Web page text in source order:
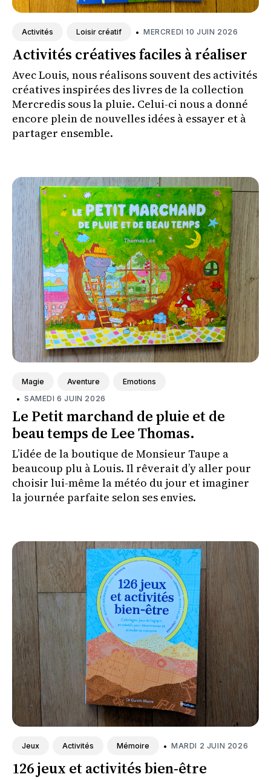
Activités Loisir créatif • MERCREDI 10 JUIN 2026
Activités créatives faciles à réaliser
Avec Louis, nous réalisons souvent des activités
créatives inspirées des livres de la collection
Mercredis sous la pluie. Celui-ci nous a donné
encore plein de nouvelles idées à essayer et à
partager ensemble.
Magie Aventure Emotions
• SAMEDI 6 JUIN 2026
Le Petit marchand de pluie et de
beau temps de Lee Thomas.
L’idée de la boutique de Monsieur Taupe a
beaucoup plu à Louis. Il rêverait d’y aller pour
choisir lui-même la météo du jour et imaginer
la journée parfaite selon ses envies.
Jeux Activités Mémoire • MARDI 2 JUIN 2026
126 jeux et activités bien-être